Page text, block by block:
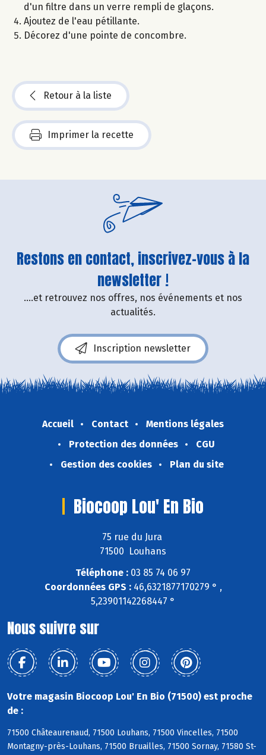
d'un filtre dans un verre rempli de glaçons.
Ajoutez de l'eau pétillante.
Décorez d'une pointe de concombre.
Retour à la liste
Imprimer la recette
Restons en contact, inscrivez-vous à la
newsletter !
....et retrouvez nos offres, nos événements et nos
actualités.
Inscription newsletter
Accueil Contact
Mentions légales
Protection des données
CGU
Gestion des cookies
Plan du site
Biocoop Lou' En Bio
75 rue du Jura
71500 Louhans
Téléphone : 03 85 74 06 97
Coordonnées GPS :46,6321877170279 ° ,
5,23901142268447 °
Nous suivre sur
Votre magasin Biocoop Lou' En Bio (71500) est proche
de :
71500 Châteaurenaud, 71500 Louhans, 71500 Vincelles, 71500
Montagny-près-Louhans, 71500 Bruailles, 71500 Sornay, 71580 St-